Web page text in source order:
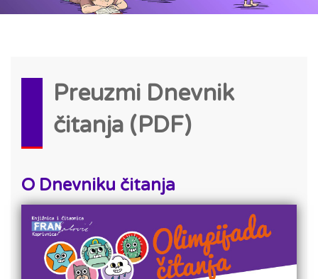
Preuzmi Dnevnik
čitanja (PDF)
O Dnevniku čitanja